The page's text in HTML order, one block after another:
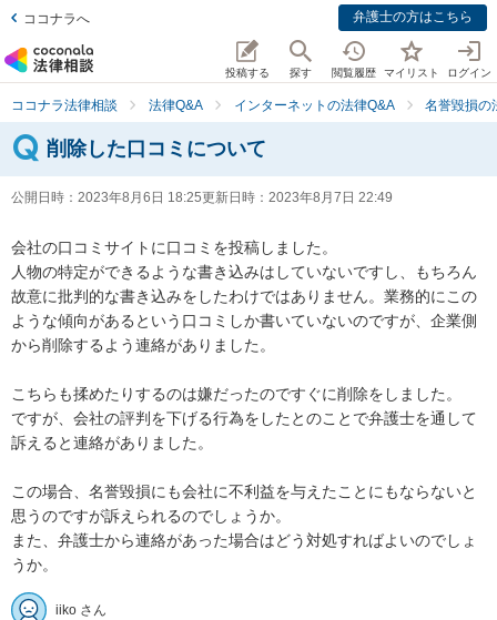
ココナラへ 弁護士の方はこちら
投稿する 探す 閲覧履歴 マイリスト ログイン
ココナラ法律相談 法律Q&A インターネットの法律Q&A 名誉毀損の
削除した口コミについて
公開日時： 2023年8月6日 18:25更新日時： 2023年8月7日 22:49
会社の口コミサイトに口コミを投稿しました。
人物の特定ができるような書き込みはしていないですし、もちろん
故意に批判的な書き込みをしたわけではありません。業務的にこの
ような傾向があるという口コミしか書いていないのですが、企業側
から削除するよう連絡がありました。
こちらも揉めたりするのは嫌だったのですぐに削除をしました。
ですが、会社の評判を下げる行為をしたとのことで弁護士を通して
訴えると連絡がありました。
この場合、名誉毀損にも会社に不利益を与えたことにもならないと
思うのですが訴えられるのでしょうか。
また、弁護士から連絡があった場合はどう対処すればよいのでしょ
うか。
iiko さん